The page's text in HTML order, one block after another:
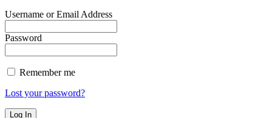
Username or Email Address
Password
Remember me
Lost your password?